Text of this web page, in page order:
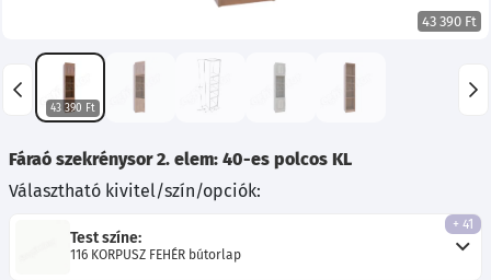
43 390 Ft
43 390 Ft
Fáraó szekrénysor 2. elem: 40-es polcos KL
Választható kivitel/szín/opciók:
Test színe:
116 KORPUSZ FEHÉR bútorlap
+ 41